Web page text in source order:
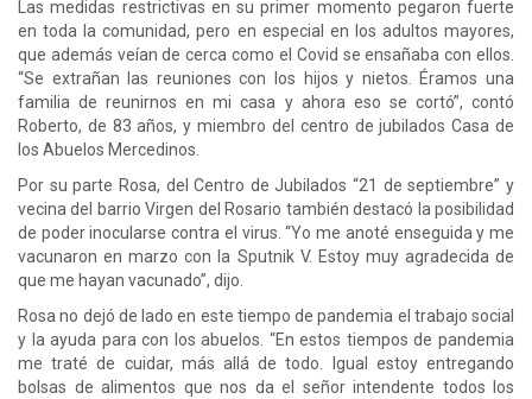
Las medidas restrictivas en su primer momento pegaron fuerte
en toda la comunidad, pero en especial en los adultos mayores,
que además veían de cerca como el Covid se ensañaba con ellos.
“Se extrañan las reuniones con los hijos y nietos. Éramos una
familia de reunirnos en mi casa y ahora eso se cortó”, contó
Roberto, de 83 años, y miembro del centro de jubilados Casa de
los Abuelos Mercedinos.
Por su parte Rosa, del Centro de Jubilados “21 de septiembre” y
vecina del barrio Virgen del Rosario también destacó la posibilidad
de poder inocularse contra el virus. “Yo me anoté enseguida y me
vacunaron en marzo con la Sputnik V. Estoy muy agradecida de
que me hayan vacunado”, dijo.
Rosa no dejó de lado en este tiempo de pandemia el trabajo social
y la ayuda para con los abuelos. “En estos tiempos de pandemia
me traté de cuidar, más allá de todo. Igual estoy entregando
bolsas de alimentos que nos da el señor intendente todos los